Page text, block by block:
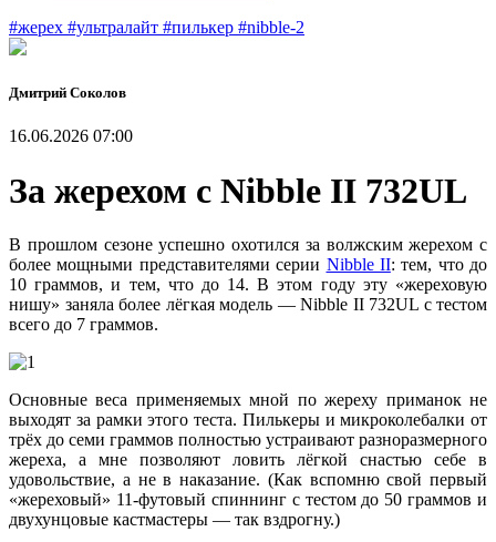
#жерех #ультралайт #пилькер #nibble-2
Дмитрий Соколов
16.06.2026 07:00
За жерехом с Nibble II 732UL
В прошлом сезоне успешно охотился за волжским жерехом с
более мощными представителями серии Nibble II: тем, что до
10 граммов, и тем, что до 14. В этом году эту «жереховую
нишу» заняла более лёгкая модель — Nibble II 732UL с тестом
всего до 7 граммов.
Основные веса применяемых мной по жереху приманок не
выходят за рамки этого теста. Пилькеры и микроколебалки от
трёх до семи граммов полностью устраивают разноразмерного
жереха, а мне позволяют ловить лёгкой снастью себе в
удовольствие, а не в наказание. (Как вспомню свой первый
«жереховый» 11-футовый спиннинг с тестом до 50 граммов и
двухунцовые кастмастеры — так вздрогну.)